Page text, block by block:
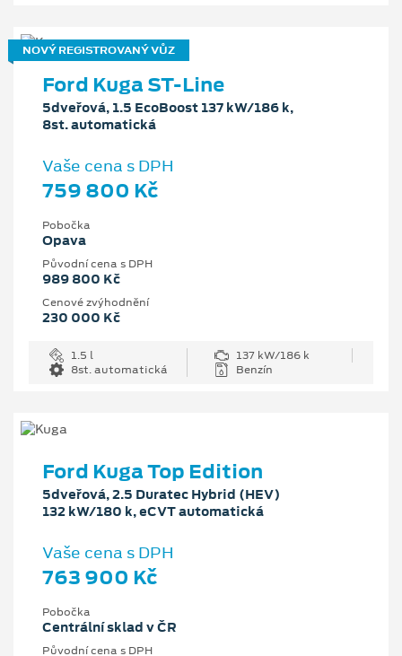
NOVÝ REGISTROVANÝ VŮZ
Ford Kuga ST-Line
5dveřová, 1.5 EcoBoost 137 kW/186 k,
8st. automatická
Vaše cena s DPH
759 800 Kč
Pobočka
Opava
Původní cena s DPH
989 800 Kč
Cenové zvýhodnění
230 000 Kč
1.5 l
137 kW/186 k
8st. automatická
Benzín
Ford Kuga Top Edition
5dveřová, 2.5 Duratec Hybrid (HEV)
132 kW/180 k, eCVT automatická
Vaše cena s DPH
763 900 Kč
Pobočka
Centrální sklad v ČR
Původní cena s DPH